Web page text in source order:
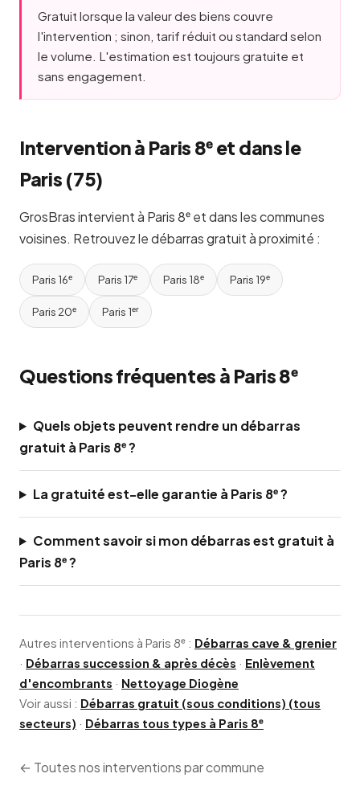
Gratuit lorsque la valeur des biens couvre
l'intervention ; sinon, tarif réduit ou standard selon
le volume. L'estimation est toujours gratuite et
sans engagement.
Intervention à Paris 8ᵉ et dans le
Paris (75)
GrosBras intervient à Paris 8ᵉ et dans les communes
voisines. Retrouvez le débarras gratuit à proximité :
Paris 16ᵉ Paris 17ᵉ Paris 18ᵉ Paris 19ᵉ
Paris 20ᵉ Paris 1ᵉʳ
Questions fréquentes à Paris 8ᵉ
Quels objets peuvent rendre un débarras
gratuit à Paris 8ᵉ ?
La gratuité est-elle garantie à Paris 8ᵉ ?
Comment savoir si mon débarras est gratuit à
Paris 8ᵉ ?
Autres interventions à Paris 8ᵉ : Débarras cave & grenier
· Débarras succession & après décès · Enlèvement
d'encombrants · Nettoyage Diogène
Voir aussi : Débarras gratuit (sous conditions) (tous
secteurs) · Débarras tous types à Paris 8ᵉ
← Toutes nos interventions par commune